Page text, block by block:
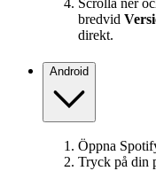
bredvid
direkt.
Android
Öppna
Tryck på din